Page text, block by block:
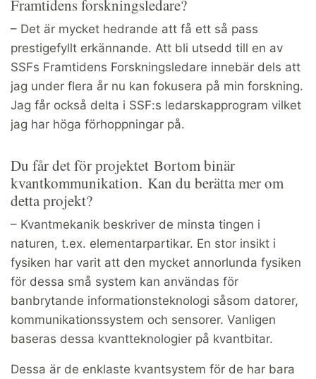
Framtidens forskningsledare?
– Det är mycket hedrande att få ett så pass
prestigefyllt erkännande. Att bli utsedd till en av
SSFs Framtidens Forskningsledare innebär dels att
jag under flera år nu kan fokusera på min forskning.
Jag får också delta i SSF:s ledarskapprogram vilket
jag har höga förhoppningar på.
Du får det för projektet Bortom binär
kvantkommunikation. Kan du berätta mer om
detta projekt?
– Kvantmekanik beskriver de minsta tingen i
naturen, t.ex. elementarpartikar. En stor insikt i
fysiken har varit att den mycket annorlunda fysiken
för dessa små system kan användas för
banbrytande informationsteknologi såsom datorer,
kommunikationssystem och sensorer. Vanligen
baseras dessa kvantteknologier på kvantbitar.
Dessa är de enklaste kvantsystem för de har bara